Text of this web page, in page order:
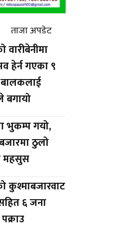
ताजा अपडेट
वारीबेनीमा
हेर्न गएका ९
बालकलाई
बगायो
भुकम्प गयो,
ठुलो
महसुस
कुश्माबजारवाट
६ जना